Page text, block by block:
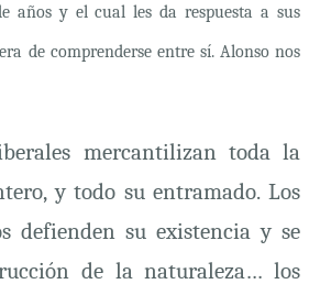
años y el cual les da respuesta a sus
de comprenderse entre sí. Alonso nos
mercantilizan toda la
y todo su entramado. Los
defienden su existencia y se
de la naturaleza… los